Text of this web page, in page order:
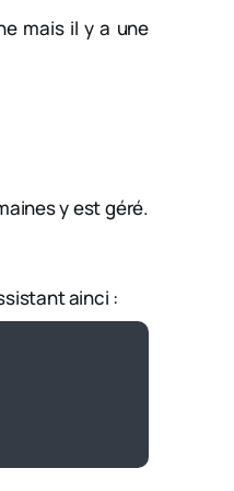
mais il y a une
y est géré.
ainci :